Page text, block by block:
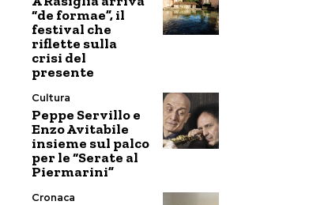
“de formae”, il
festival che
riflette sulla
crisi del
presente
Cultura
Peppe Servillo e
Enzo Avitabile
insieme sul palco
per le “Serate al
Piermarini”
Cronaca